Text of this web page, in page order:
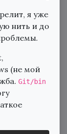
я уже
нить и до
(не мой
Git/bin